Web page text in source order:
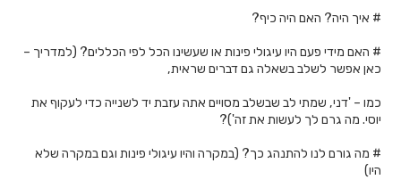
# איך היה? האם היה כיף?
# האם מידי פעם היו עיגולי פינות או שעשינו הכל לפי הכללים? (למדריך –
כאן אפשר לשלב בשאלה גם דברים שראית,
כמו – 'דני, שמתי לב שבשלב מסויים אתה עזבת יד לשנייה כדי לעקוף את
יוסי. מה גרם לך לעשות את זה')?
# מה גורם לנו להתנהג כך? (במקרה והיו עיגולי פינות וגם במקרה שלא
היו)